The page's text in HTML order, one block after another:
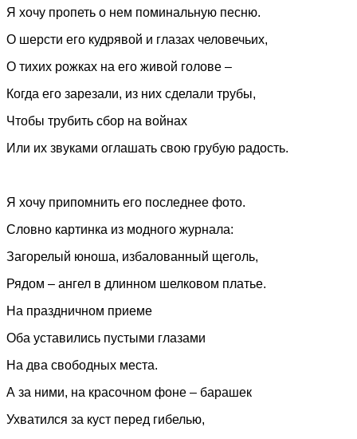
Я хочу пропеть о нем поминальную песню.
О шерсти его кудрявой и глазах человечьих,
О тихих рожках на его живой голове –
Когда его зарезали, из них сделали трубы,
Чтобы трубить сбор на войнах
Или их звуками оглашать свою грубую радость.
Я хочу припомнить его последнее фото.
Словно картинка из модного журнала:
Загорелый юноша, избалованный щеголь,
Рядом – ангел в длинном шелковом платье.
На праздничном приеме
Оба уставились пустыми глазами
На два свободных места.
А за ними, на красочном фоне – барашек
Ухватился за куст перед гибелью,